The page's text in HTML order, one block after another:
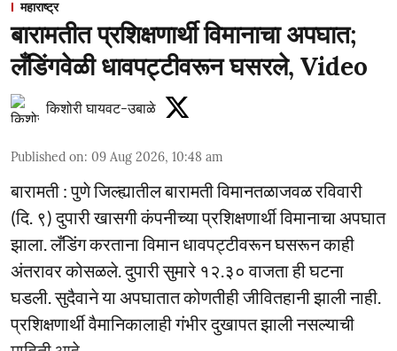
महाराष्ट्र
बारामतीत प्रशिक्षणार्थी विमानाचा अपघात;
लँडिंगवेळी धावपट्टीवरून घसरले, Video
किशोरी घायवट-उबाळे
Published on: 09 Aug 2026, 10:48 am
बारामती : पुणे जिल्ह्यातील बारामती विमानतळाजवळ रविवारी
(दि. ९) दुपारी खासगी कंपनीच्या प्रशिक्षणार्थी विमानाचा अपघात
झाला. लँडिंग करताना विमान धावपट्टीवरून घसरून काही
अंतरावर कोसळले. दुपारी सुमारे १२.३० वाजता ही घटना
घडली. सुदैवाने या अपघातात कोणतीही जीवितहानी झाली नाही.
प्रशिक्षणार्थी वैमानिकालाही गंभीर दुखापत झाली नसल्याची